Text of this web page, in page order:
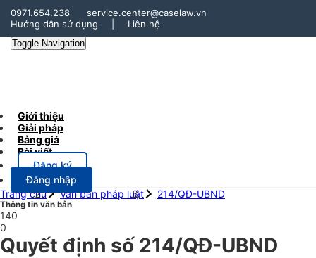
0971.654.238
service.center@caselaw.vn
Hướng dẫn sử dụng
Liên hệ
Toggle Navigation
Giới thiệu
Giải pháp
Bảng giá
Bài viết
Đăng ký
Đăng nhập
Trang chủ
Văn bản pháp luật 214/QĐ-UBND
Thông tin văn bản
140
0
Quyết định số 214/QĐ-UBND